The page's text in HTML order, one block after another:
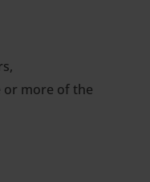
more of the